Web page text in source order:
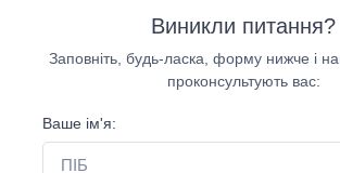
Виникли питання?
Заповніть, будь-ласка, форму нижче і
проконсультують вас:
Ваше ім'я: